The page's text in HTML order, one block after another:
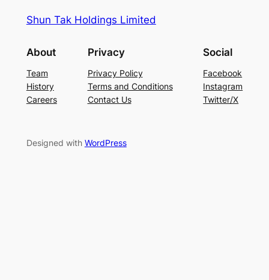
Shun Tak Holdings Limited
About
Team
History
Careers
Privacy
Privacy Policy
Terms and Conditions
Contact Us
Social
Facebook
Instagram
Twitter/X
Designed with WordPress